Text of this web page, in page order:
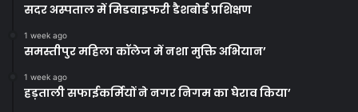
सदर अस्पताल में मिडवाइफरी डैशबोर्ड प्रशिक्षण
1 week ago
समस्तीपुर महिला कॉलेज में नशा मुक्ति अभियान’
1 week ago
हड़ताली सफाईकर्मियों ने नगर निगम का घेराव किया’